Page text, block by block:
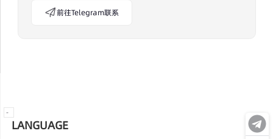
-
前往Telegram联系
LANGUAGE